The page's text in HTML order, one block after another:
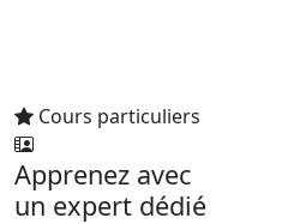
Cours particuliers
Apprenez avec
un expert dédié